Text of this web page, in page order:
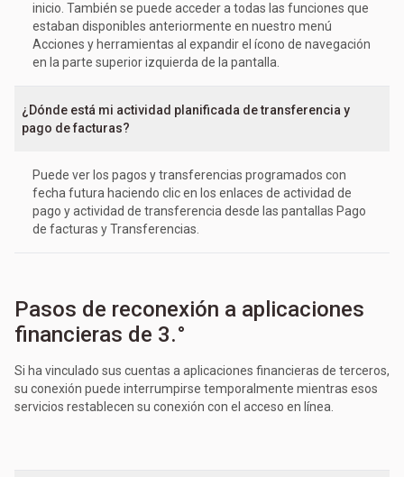
inicio. También se puede acceder a todas las funciones que
estaban disponibles anteriormente en nuestro menú
Acciones y herramientas al expandir el ícono de navegación
en la parte superior izquierda de la pantalla.
¿Dónde está mi actividad planificada de transferencia y
pago de facturas?
Puede ver los pagos y transferencias programados con
fecha futura haciendo clic en los enlaces de actividad de
pago y actividad de transferencia desde las pantallas Pago
de facturas y Transferencias.
Pasos de reconexión a aplicaciones
financieras de 3.°
Si ha vinculado sus cuentas a aplicaciones financieras de terceros,
su conexión puede interrumpirse temporalmente mientras esos
servicios restablecen su conexión con el acceso en línea.